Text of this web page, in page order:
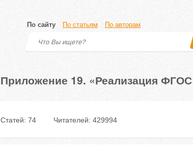
По сайту По статьям По авторам
Приложение 19. «Реализация
Статей: 74 Читателей: 429994